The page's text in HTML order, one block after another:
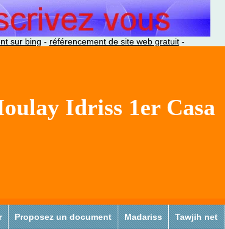
sur bing - référencement de site web gratuit-
Idriss 1er Casa
Proposez un document Madariss Tawjih net